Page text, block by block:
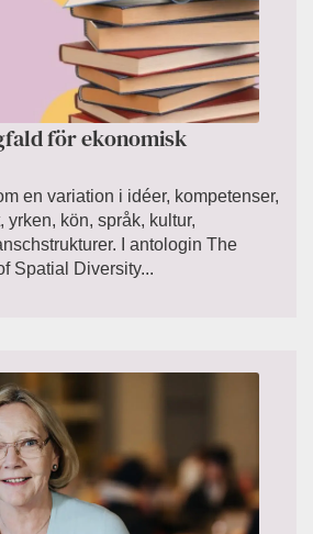
för ekonomisk
en variation i idéer, kompetenser,
yrken, kön, språk, kultur,
I antologin The
Spatial Diversity...